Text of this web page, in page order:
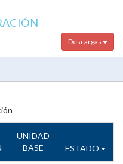
Descargas
UNIDAD
BASE
ESTADO